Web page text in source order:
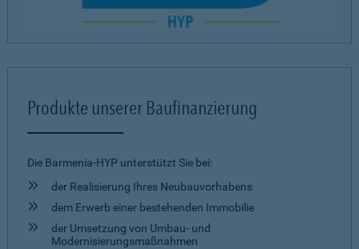
Produkte unserer Baufinanzierung
Die Barmenia-HYP unterstützt Sie bei:
der Realisierung Ihres Neubauvorhabens
dem Erwerb einer bestehenden Immobilie
der Umsetzung von Umbau- und
Modernisierungsmaßnahmen